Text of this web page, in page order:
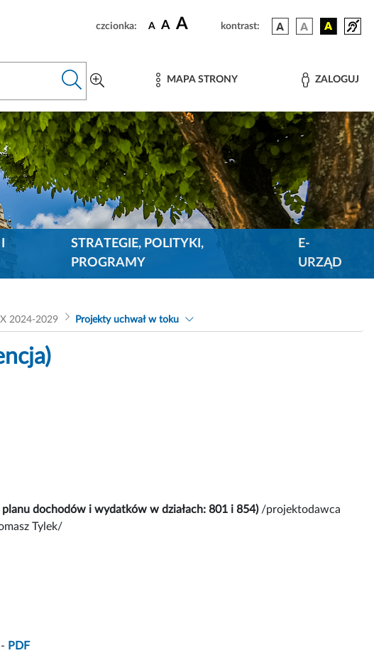
czcionka: A A A kontrast:
MAPA STRONY ZALOGUJ
STRATEGIE, POLITYKI,
PROGRAMY
E-
URZĄD
2024-2029 Projekty uchwał w toku
dochodów i wydatków w działach: 801 i 854)/projektodawca
Tylek/
- PDF